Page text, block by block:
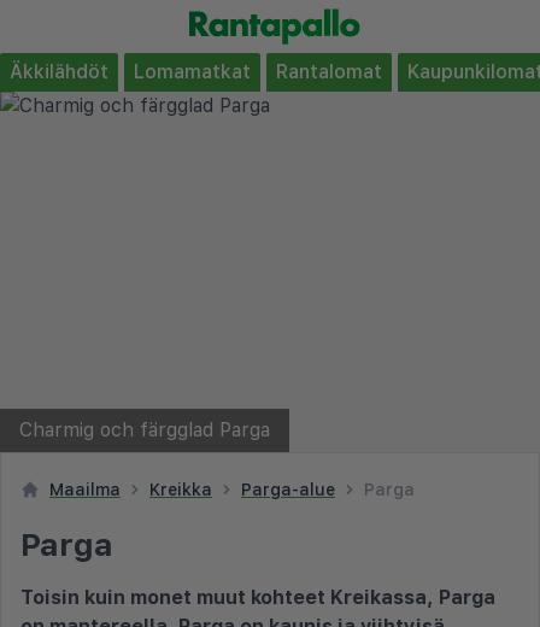
Äkkilähdöt Lomamatkat Rantalomat
Charmig och färgglad Parga
Maailma Kreikka Parga-alue Parga
Parga
Toisin kuin monet muut kohteet Kreikassa, Parga